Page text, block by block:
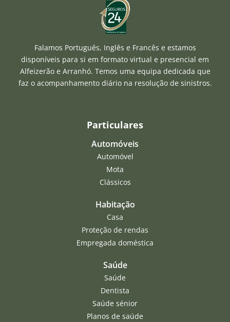
Falamos Português, Inglês e Francês e estamos
disponíveis para si em formato virtual e presencial em
Alfeizerão e Arranhó. Temos uma equipa dedicada que
faz o acompanhamento diário na resolução de sinistros.
Particulares
Automóveis
Automóvel
Mota
Clássicos
Habitação
Casa
Proteção de rendas
Empregada doméstica
Saúde
Saúde
Dentista
Saúde sénior
Planos de saúde